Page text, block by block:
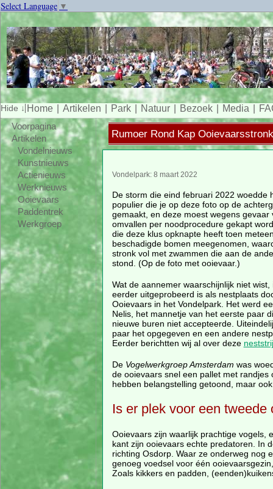
Select Language ▼
Home Artikelen Park Natuur Bezoek Media
Voorpagina
Artikelen
Vondelnieuws
Kunstnieuws
Actienieuws
Werknieuws
Ooievaars
Paddentrek
Werkgroep
Rumoer Rond Kap
Vondelpark: 8 maart 2022
De storm die eind februari 2022 woedde
populier die je op deze foto op de
gemaakt, en deze moest wegens gevaar
omvallen per noodprocedure gekapt
die deze klus opknapte heeft toen
beschadigde bomen meegenomen,
stronk vol met zwammen die aan de
stond. (Op de foto met ooievaar.)
Wat de aannemer waarschijnlijk niet
eerder uitgeprobeerd is als nestplaats
Ooievaars in het Vondelpark. Het werd
Nelis, het mannetje van het eerste paar
nieuwe buren niet accepteerde.
paar het opgegeven en een andere
Eerder berichtten wij al over deze
De Vogelwerkgroep Amsterdam was
de ooievaars snel een pallet met
hebben belangstelling getoond, maar
Is er plek voor een
Ooievaars zijn waarlijk prachtige vogels,
kant zijn ooievaars echte predatoren. In
richting Osdorp. Waar ze onderweg nog
genoeg voedsel voor één
Zoals kikkers en padden,